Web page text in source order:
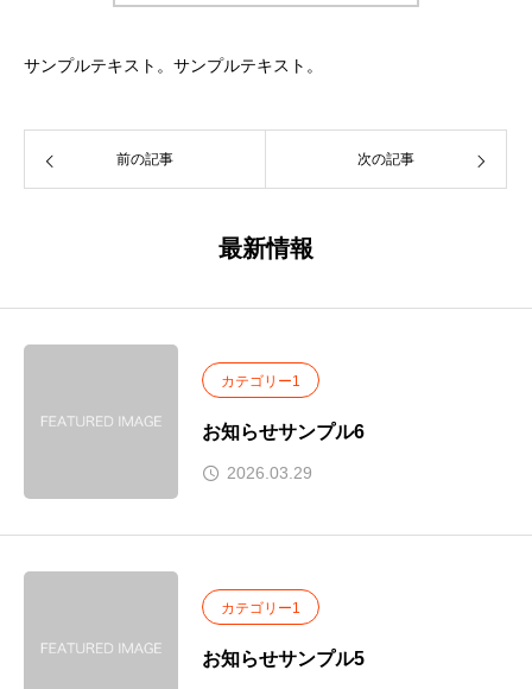
サンプルテキスト。サンプルテキスト。
前の記事 次の記事
最新情報
カテゴリー1
お知らせサンプル6
2026.03.29
カテゴリー1
お知らせサンプル5